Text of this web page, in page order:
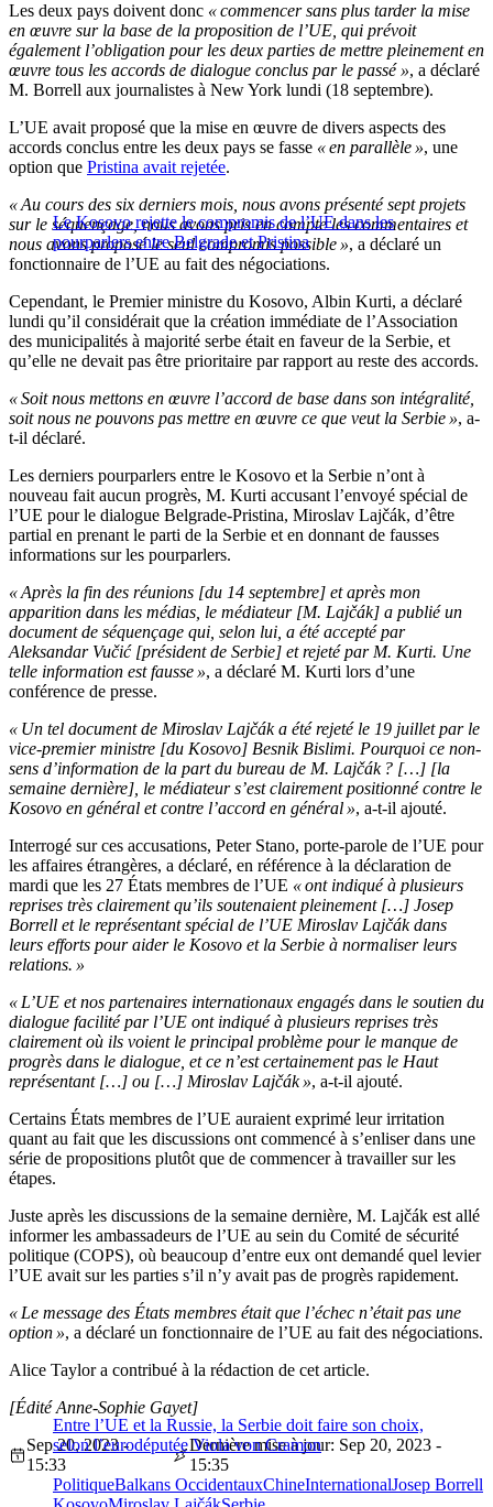
Les deux pays doivent donc « commencer sans plus tarder la mise
en œuvre sur la base de la proposition de l’UE, qui prévoit
également l’obligation pour les deux parties de mettre pleinement en
œuvre tous les accords de dialogue conclus par le passé », a déclaré
M. Borrell aux journalistes à New York lundi (18 septembre).
L’UE avait proposé que la mise en œuvre de divers aspects des
accords conclus entre les deux pays se fasse « en parallèle », une
option que Pristina avait rejetée.
Le Kosovo rejette le compromis de l’UE dans les
pourparlers entre Belgrade et Pristina
« Au cours des six derniers mois, nous avons présenté sept projets
sur le séquençage, nous avons pris en compte les commentaires et
nous avons proposé le seul compromis possible », a déclaré un
fonctionnaire de l’UE au fait des négociations.
Cependant, le Premier ministre du Kosovo, Albin Kurti, a déclaré
lundi qu’il considérait que la création immédiate de l’Association
des municipalités à majorité serbe était en faveur de la Serbie, et
qu’elle ne devait pas être prioritaire par rapport au reste des accords.
« Soit nous mettons en œuvre l’accord de base dans son intégralité,
soit nous ne pouvons pas mettre en œuvre ce que veut la Serbie », a-
t-il déclaré.
Les derniers pourparlers entre le Kosovo et la Serbie n’ont à
nouveau fait aucun progrès, M. Kurti accusant l’envoyé spécial de
l’UE pour le dialogue Belgrade-Pristina, Miroslav Lajčák, d’être
partial en prenant le parti de la Serbie et en donnant de fausses
informations sur les pourparlers.
« Après la fin des réunions [du 14 septembre] et après mon
apparition dans les médias, le médiateur [M. Lajčák] a publié un
document de séquençage qui, selon lui, a été accepté par
Aleksandar Vučić [président de Serbie] et rejeté par M. Kurti. Une
telle information est fausse », a déclaré M. Kurti lors d’une
conférence de presse.
« Un tel document de Miroslav Lajčák a été rejeté le 19 juillet par le
vice-premier ministre [du Kosovo] Besnik Bislimi. Pourquoi ce non-
sens d’information de la part du bureau de M. Lajčák ? […] [la
semaine dernière], le médiateur s’est clairement positionné contre le
Kosovo en général et contre l’accord en général », a-t-il ajouté.
Interrogé sur ces accusations, Peter Stano, porte-parole de l’UE pour
les affaires étrangères, a déclaré, en référence à la déclaration de
mardi que les 27 États membres de l’UE « ont indiqué à plusieurs
reprises très clairement qu’ils soutenaient pleinement […] Josep
Borrell et le représentant spécial de l’UE Miroslav Lajčák dans
leurs efforts pour aider le Kosovo et la Serbie à normaliser leurs
relations. »
« L’UE et nos partenaires internationaux engagés dans le soutien du
dialogue facilité par l’UE ont indiqué à plusieurs reprises très
clairement où ils voient le principal problème pour le manque de
progrès dans le dialogue, et ce n’est certainement pas le Haut
représentant […] ou […] Miroslav Lajčák », a-t-il ajouté.
Certains États membres de l’UE auraient exprimé leur irritation
quant au fait que les discussions ont commencé à s’enliser dans une
série de propositions plutôt que de commencer à travailler sur les
étapes.
Juste après les discussions de la semaine dernière, M. Lajčák est allé
informer les ambassadeurs de l’UE au sein du Comité de sécurité
politique (COPS), où beaucoup d’entre eux ont demandé quel levier
l’UE avait sur les parties s’il n’y avait pas de progrès rapidement.
« Le message des États membres était que l’échec n’était pas une
option », a déclaré un fonctionnaire de l’UE au fait des négociations.
Alice Taylor a contribué à la rédaction de cet article.
Entre l’UE et la Russie, la Serbie doit faire son choix,
selon l’eurodéputée Viola von Cramon
[Édité Anne-Sophie Gayet]
Sep 20, 2023 -
15:33
Dernière mise à jour: Sep 20, 2023 -
15:35
PolitiqueBalkans OccidentauxChineInternationalJosep Borrell